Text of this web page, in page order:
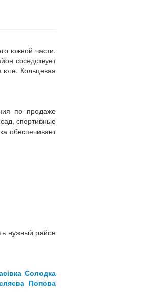
южной части.
соседствует
юге. Кольцевая
по продаже
спортивные
обеспечивает
нужный район
Солодка
Попова